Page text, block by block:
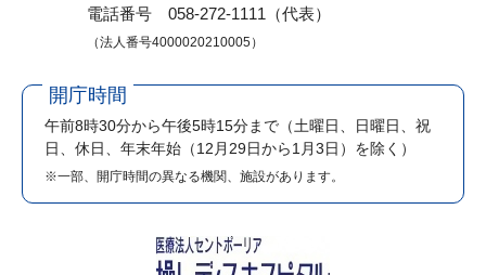
電話番号 058-272-1111（代表）
（法人番号4000020210005）
開庁時間
午前8時30分から午後5時15分まで （土曜日、日曜日、祝
日、休日、年末年始（12月29日から1月3日）を除く）
※一部、開庁時間の異なる機関、施設があります。